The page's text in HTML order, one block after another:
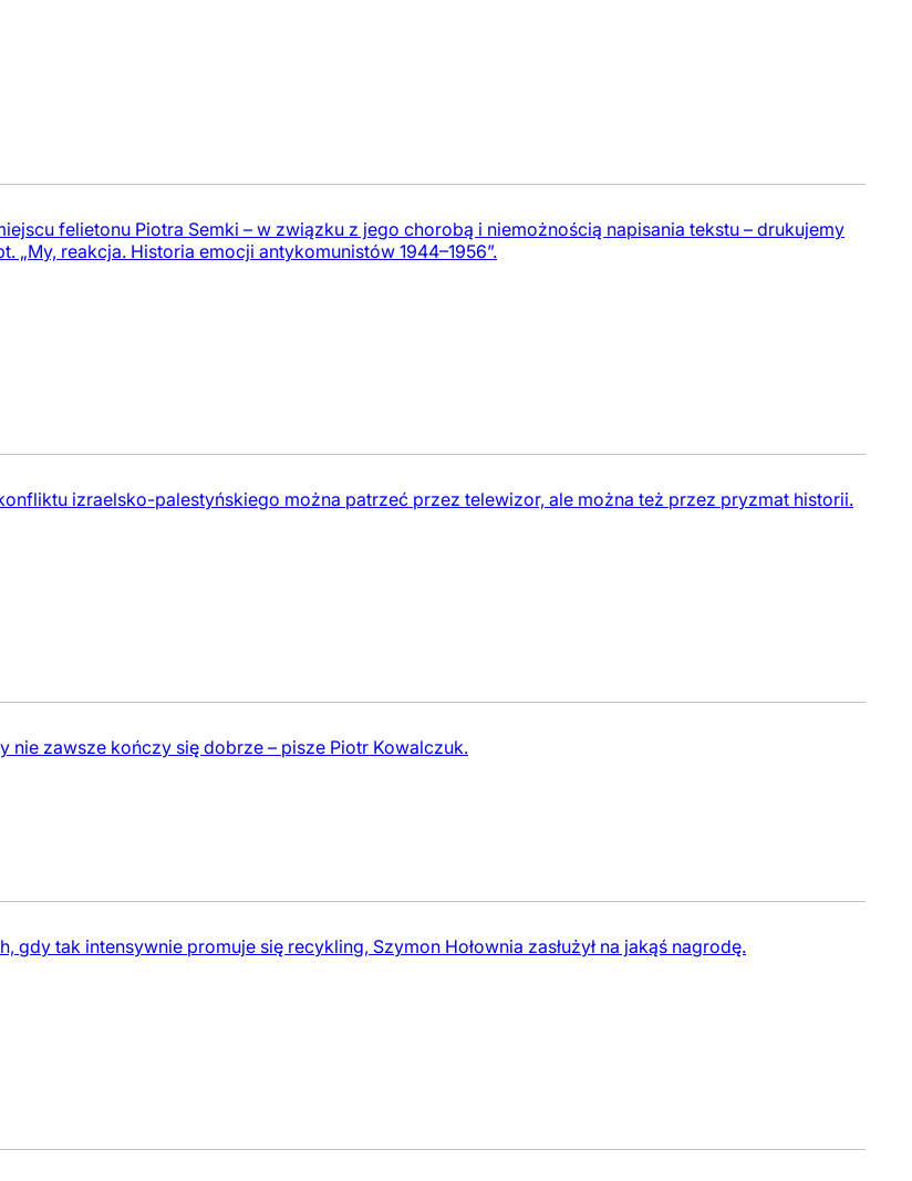
felietonu Piotra Semki – w związku z jego chorobą i niemożnością napisania tekstu – drukujemy
„My, reakcja. Historia emocji antykomunistów 1944–1956”.
izraelsko-palestyńskiego można patrzeć przez telewizor, ale można też przez pryzmat historii.
nie zawsze kończy się dobrze – pisze Piotr Kowalczuk.
gdy tak intensywnie promuje się recykling, Szymon Hołownia zasłużył na jakąś nagrodę.